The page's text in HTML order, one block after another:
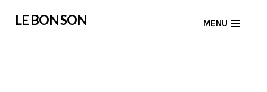
LE BON SON MENU